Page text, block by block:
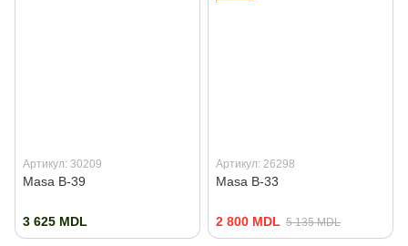
Артикул: 30209
Masa B-39
3 625 MDL
Артикул: 26298
Masa B-33
2 800 MDL 5 135 MDL